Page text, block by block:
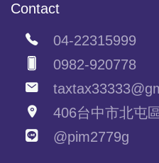
Contact
04-22315999
0982-920778
406台中市北屯
@pim2779g